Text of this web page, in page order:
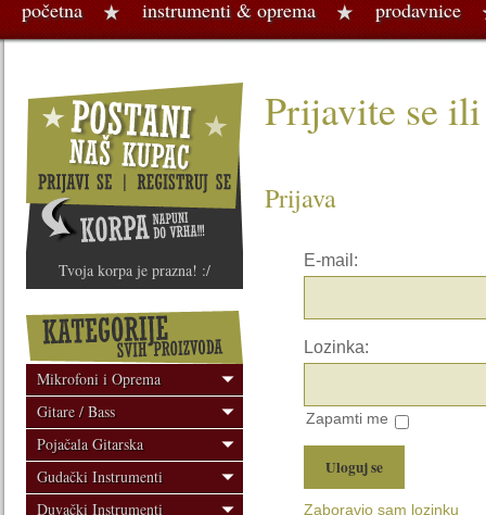
početna instrumenti & oprema prodavnice
Tvoja korpa je prazna! :/
Mikrofoni i Oprema
Gitare / Bass
Pojačala Gitarska
Gudački Instrumenti
Duvački Instrumenti
Prijavite se
Prijava
E-mail:
Lozinka:
Zapamti me
Zaboravio sam lozinku